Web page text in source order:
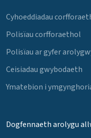
Cyhoeddiadau
Polisïau corfforaethol
Polisïau ar gyfer
Ceisiadau gwybodaeth
Ymatebion i
Dogfennaeth arolygu